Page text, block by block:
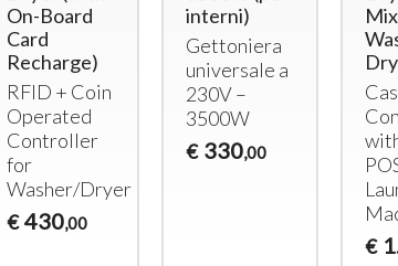
On-Board
Card
Recharge)
RFID + Coin
Operated
Controller
for
Washer/Dryer
€ 430,00
interni)
Gettoniera
universale a
230V –
3500W
€ 330,00
€
Gettoniera multimoneta
per 2 porte
(elettroserrature)
Gettoniera euro per 2
porte
(elettroserrature)
esterni)